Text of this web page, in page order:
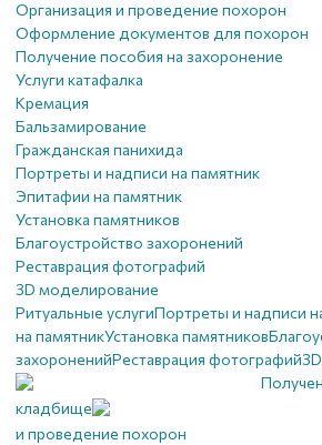
Организация и проведение похорон
Оформление документов для похорон
Получение пособия на захоронение
Услуги катафалка
Кремация
Бальзамирование
Гражданская панихида
Портреты и надписи на памятник
Эпитафии на памятник
Установка памятников
Благоустройство захоронений
Реставрация фотографий
3D моделирование
Ритуальные услугиПортреты и надписи
на памятникУстановка памятников
захороненийРеставрация фотографий
кладбище
и проведение похорон